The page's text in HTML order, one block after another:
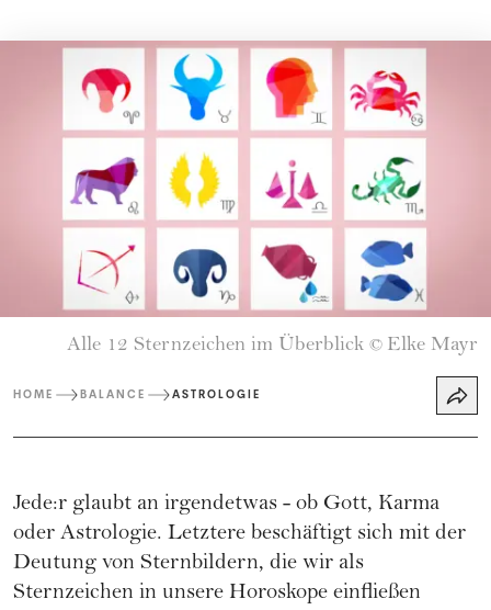
Alle 12 Sternzeichen im Überblick © Elke Mayr
HOME BALANCE ASTROLOGIE
Jede:r glaubt an irgendetwas - ob Gott, Karma
oder Astrologie. Letztere beschäftigt sich mit der
Deutung von Sternbildern, die wir als
Sternzeichen in unsere Horoskope einfließen